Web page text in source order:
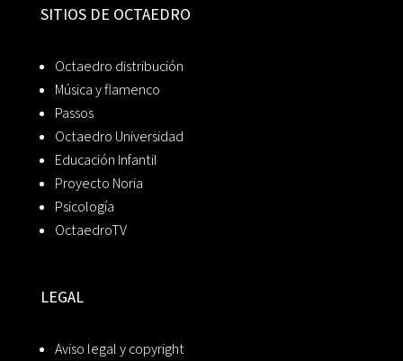
SITIOS DE OCTAEDRO
Octaedro distribución
Música y flamenco
Passos
Octaedro Universidad
Educación Infantil
Proyecto Noria
Psicología
OctaedroTV
LEGAL
Aviso legal y copyright